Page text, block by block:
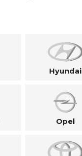
Hyundai
Opel